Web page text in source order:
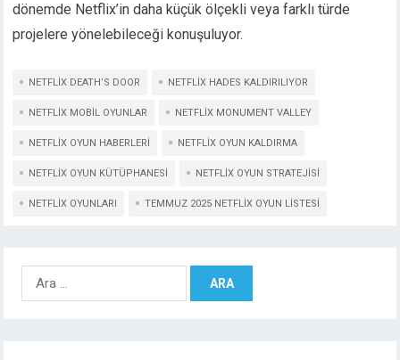
dönemde Netflix’in daha küçük ölçekli veya farklı türde
projelere yönelebileceği konuşuluyor.
NETFLIX DEATH’S DOOR NETFLIX HADES KALDIRILIYOR
NETFLIX MOBIL OYUNLAR NETFLIX MONUMENT VALLEY
NETFLIX OYUN HABERLERI NETFLIX OYUN KALDIRMA
NETFLIX OYUN KÜTÜPHANESI NETFLIX OYUN STRATEJISI
NETFLIX OYUNLARI TEMMUZ 2025 NETFLIX OYUN LISTESI
Arama: